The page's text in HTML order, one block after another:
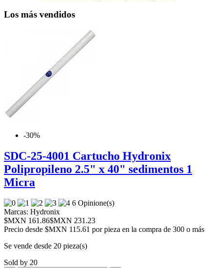
Los más vendidos
-30%
SDC-25-4001 Cartucho Hydronix
Polipropileno 2.5" x 40" sedimentos 1
Micra
6 Opinione(s)
Marcas: Hydronix
$MXN 161.86$MXN 231.23
Precio desde $MXN 115.61 por pieza en la compra de 300 o más
Se vende desde 20 pieza(s)
Sold by 20